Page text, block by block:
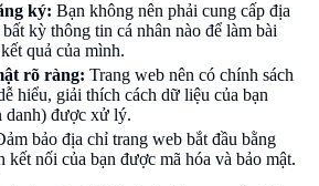
ký: Bạn không nên phải cung cấp địa
kỳ thông tin cá nhân nào để làm bài
quả của mình.
rõ ràng: Trang web nên có chính sách
hiểu, giải thích cách dữ liệu của bạn
danh) được xử lý.
bảo địa chỉ trang web bắt đầu bằng
kết nối của bạn được mã hóa và bảo mật.